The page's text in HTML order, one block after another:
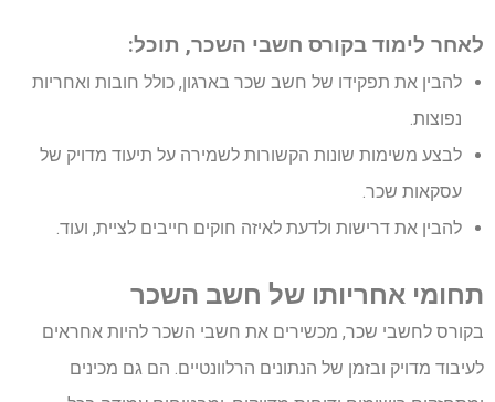
לאחר לימוד בקורס חשבי השכר, תוכל:
להבין את תפקידו של חשב שכר בארגון, כולל חובות ואחריות
נפוצות.
לבצע משימות שונות הקשורות לשמירה על תיעוד מדויק של
עסקאות שכר.
להבין את דרישות ולדעת לאיזה חוקים חייבים לציית, ועוד.
תחומי אחריותו של חשב השכר
בקורס לחשבי שכר, מכשירים את חשבי השכר להיות אחראים
לעיבוד מדויק ובזמן של הנתונים הרלוונטיים. הם גם מכינים